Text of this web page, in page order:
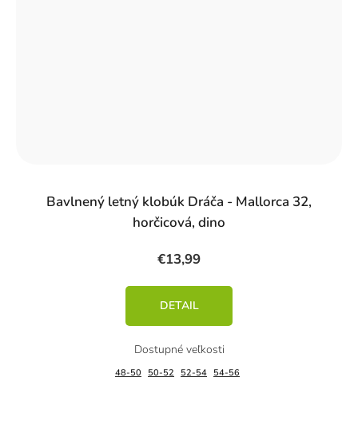
Bavlnený letný klobúk Dráča - Mallorca 32,
horčicová, dino
€13,99
DETAIL
48-50 50-52 52-54 54-56